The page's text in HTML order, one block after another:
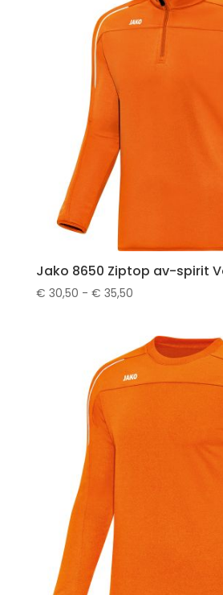
Jako 8650 Ziptop av-spirit
€ 30,50 - € 35,50Prijsklasse:
€ 35,50